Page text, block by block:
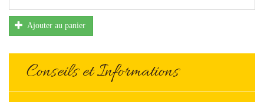
Ajouter au panier
Conseils et Informations